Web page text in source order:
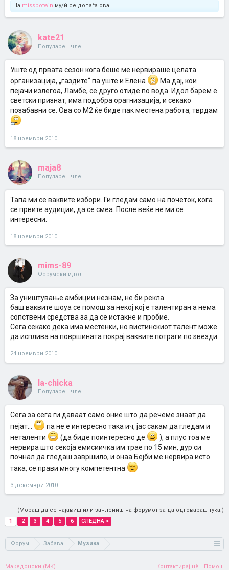
На missbotwin му/ѝ се допаѓа ова.
kate21
Популарен член
Уште од првата сезон кога беше ме нервираше целата
организација, „газдите“ па уште и Елена
Ма дај, кои
пејачи излегоа, Ламбе, се друго отиде по вода. Идол барем е
светски признат, има подобра орагнизација, и секако
позабавни се. Ова со М2 ќе биде пак местена работа, тврдам
18 ноември 2010
maja8
Популарен член
Тапа ми се ваквите избори. Ги гледам само на почеток, кога
се првите аудиции, да се смеа. После веќе не ми се
интересни.
18 ноември 2010
mims-89
Форумски идол
За уништување амбиции незнам, не би рекла.
баш ваквите шоуа се помош за некој кој е талентиран а нема
сопствени средства за да се истакне и пробие.
Сега секако дека има местенки, но вистинскиот талент може
да исплива на површината покрај ваквите потраги по ѕвезди.
24 ноември 2010
la-chicka
Популарен член
Сега за сега ги даваат само оние што да речеме знаат да
пејат...
па не е интересно така ич, јас сакам да гледам и
неталенти
(да биде поинтересно де
), а плус тоа ме
нервира што секоја емисиичка им трае по 15 мин, дур си
почнал да гледаш завршило, и онаа Бејби ме нервира исто
така, се прави многу компетентна
3 декември 2010
(Мораш да се најавиш или зачлениш на форумот за да одговараш тука.)
1
2 3 4 5 6 СЛЕДНА >
Форум Забава Музика
Македонски (MK) Контактирај нè Помош